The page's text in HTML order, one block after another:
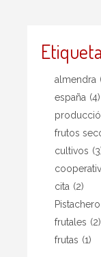
almendra
españa (4)
frutos
cultivos
cita (2)
Pistachero
frutales (2)
frutas (1)